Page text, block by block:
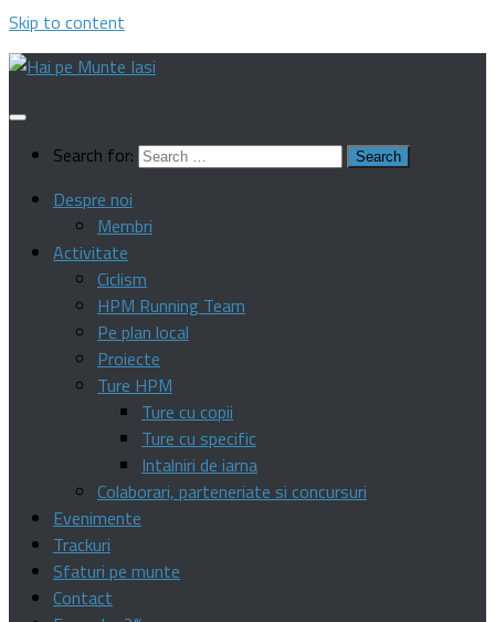
Skip to content
Search for:
Despre noi
Membri
Activitate
Ciclism
HPM Running Team
Pe plan local
Proiecte
Ture HPM
Ture cu copii
Ture cu specific
Intalniri de iarna
Colaborari, parteneriate si concursuri
Evenimente
Trackuri
Sfaturi pe munte
Contact